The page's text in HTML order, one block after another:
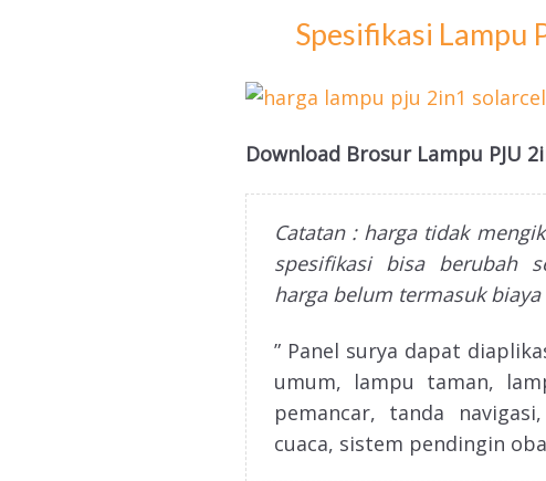
Spesifikasi Lampu
Download Brosur Lampu PJU
Catatan : harga tidak
spesifikasi bisa berubah
harga belum termasuk
” Panel surya dapat
umum, lampu taman,
pemancar, tanda
cuaca, sistem pendingin